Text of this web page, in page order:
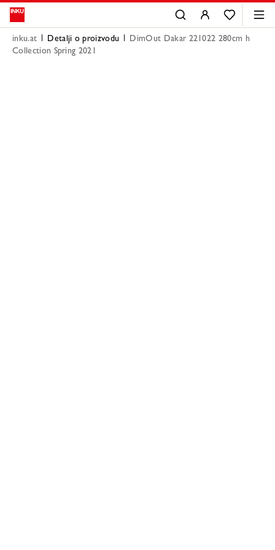
inku.at Detalji o proizvodu
DimOut Dakar 221022 280cm h
Collection Spring 2021